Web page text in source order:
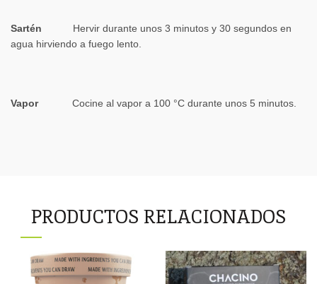
Sartén
Hervir durante unos 3 minutos y 30 segundos en
agua hirviendo a fuego lento.
Vapor Cocine al vapor a 100 °C durante unos 5 minutos.
PRODUCTOS RELACIONADOS